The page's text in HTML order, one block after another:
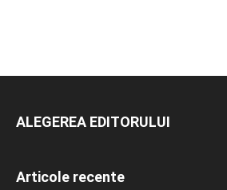
ALEGEREA EDITORULUI
Articole recente